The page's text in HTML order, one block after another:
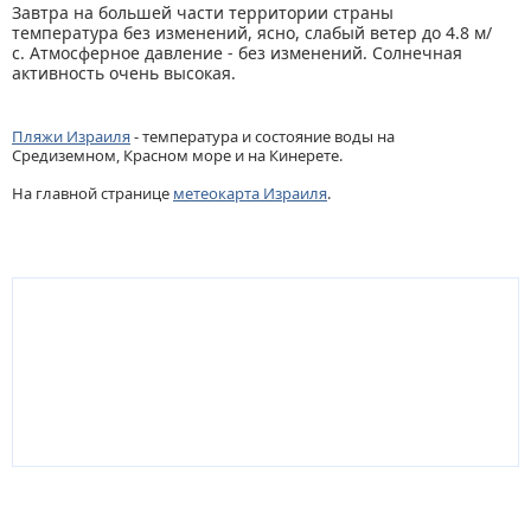
Завтра на большей части территории страны
температура без изменений, ясно, слабый ветер до 4.8 м/
с. Атмосферное давление - без изменений. Солнечная
активность очень высокая.
Пляжи Израиля- температура и состояние воды на
Средиземном, Красном море и на Кинерете.
На главной странице метеокарта Израиля.